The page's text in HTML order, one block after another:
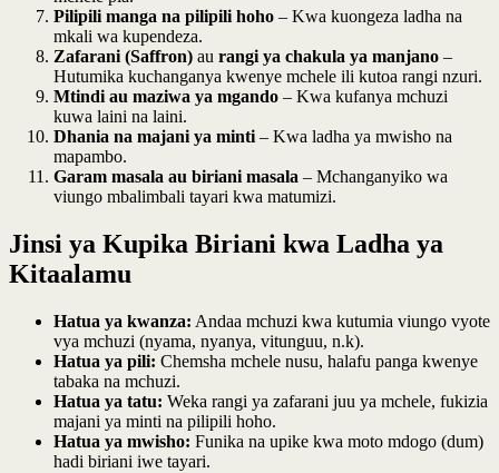
Pilipili manga na pilipili hoho – Kwa kuongeza ladha na
mkali wa kupendeza.
Zafarani (Saffron) au rangi ya chakula ya manjano –
Hutumika kuchanganya kwenye mchele ili kutoa rangi nzuri.
Mtindi au maziwa ya mgando – Kwa kufanya mchuzi
kuwa laini na laini.
Dhania na majani ya minti – Kwa ladha ya mwisho na
mapambo.
Garam masala au biriani masala – Mchanganyiko wa
viungo mbalimbali tayari kwa matumizi.
Jinsi ya Kupika Biriani kwa Ladha ya
Kitaalamu
Hatua ya kwanza: Andaa mchuzi kwa kutumia viungo vyote
vya mchuzi (nyama, nyanya, vitunguu, n.k).
Hatua ya pili: Chemsha mchele nusu, halafu panga kwenye
tabaka na mchuzi.
Hatua ya tatu: Weka rangi ya zafarani juu ya mchele, fukizia
majani ya minti na pilipili hoho.
Hatua ya mwisho: Funika na upike kwa moto mdogo (dum)
hadi biriani iwe tayari.